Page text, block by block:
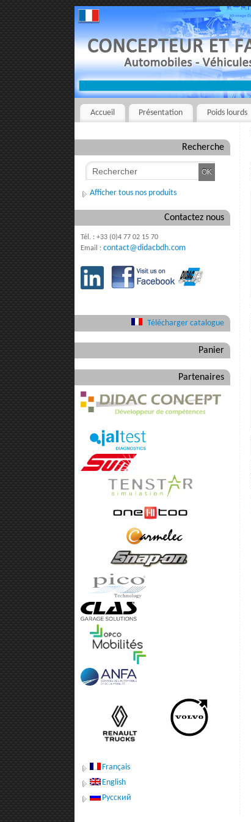
Accueil Présentation Poids lourds
Recherche
Afficher tous nos produits
Contactez nous
Tél. : +33 (0)4 77 02 15 70
Email : contact@didacbdh.com
Télécharger catalogue
Panier
Partenaires
Français
English
Русский